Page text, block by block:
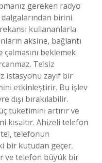
gereken radyo
birini
kullananlarla
aksine, bağlantı
beklemek
Telsiz
istasyonu zayıf bir
etkinleştirir. Bu işlev
dışı bırakılabilir.
tüketimini artırır ve
kısaltır. Ahizeli telefon
tel, telefonun
bir kutudan geçer.
ve telefon büyük bir